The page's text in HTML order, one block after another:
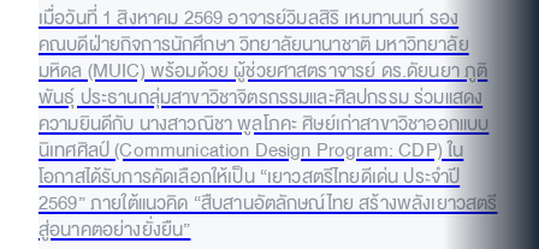
เมื่อวันที่ 1 สิงหาคม 2569 อาจารย์วิมลสิริ เหมทานนท์ รอง
คณบดีฝ่ายกิจการนักศึกษา วิทยาลัยนานาชาติ มหาวิทยาลัย
มหิดล (MUIC) พร้อมด้วย ผู้ช่วยศาสตราจารย์ ดร.ดัยนยา ภูติ
พันธุ์ ประธานกลุ่มสาขาวิชาจิตรกรรมและศิลปกรรม ร่วมแสดง
ความยินดีกับ นางสาวณิชา พูลโภคะ ศิษย์เก่าสาขาวิชาออกแบบ
นิเทศศิลป์ (Communication Design Program: CDP) ใน
โอกาสได้รับการคัดเลือกให้เป็น “เยาวสตรีไทยดีเด่น ประจำปี
2569” ภายใต้แนวคิด “สืบสานอัตลักษณ์ไทย สร้างพลังเยาวสตรี
สู่อนาคตอย่างยั่งยืน”